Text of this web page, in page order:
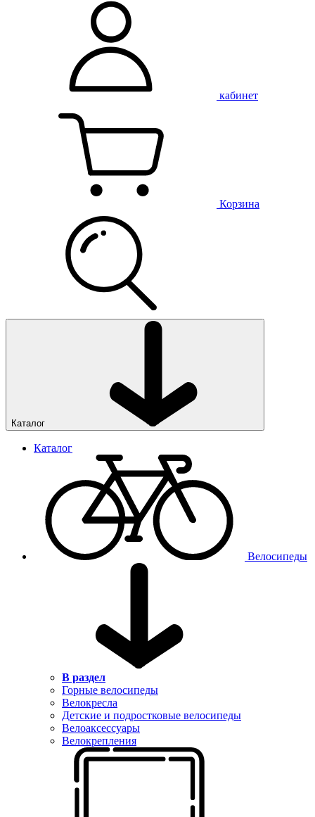
кабинет
Корзина
Каталог
Каталог
Велосипеды
В раздел
Горные велосипеды
Велокресла
Детские и подростковые велосипеды
Велоаксессуары
Велокрепления